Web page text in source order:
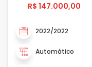
R$ 147.000,00
2022/2022
Automático